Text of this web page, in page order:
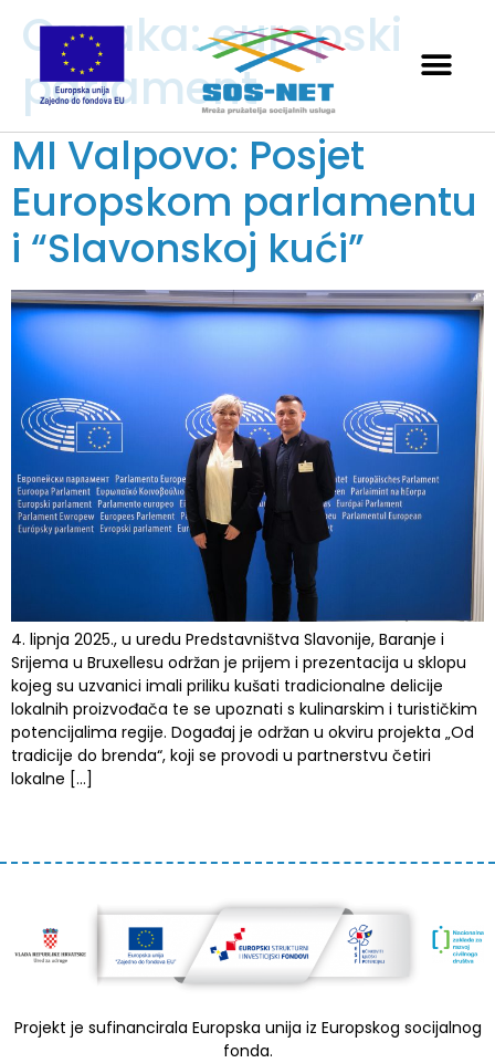
Oznaka:europski
parlament
MI Valpovo: Posjet
Europskom parlamentu
i “Slavonskoj kući”
4. lipnja 2025., u uredu Predstavništva Slavonije, Baranje i
Srijema u Bruxellesu održan je prijem i prezentacija u sklopu
kojeg su uzvanici imali priliku kušati tradicionalne delicije
lokalnih proizvođača te se upoznati s kulinarskim i turističkim
potencijalima regije. Događaj je održan u okviru projekta „Od
tradicije do brenda“, koji se provodi u partnerstvu četiri
lokalne […]
Projekt je sufinancirala Europska unija iz Europskog socijalnog
fonda.